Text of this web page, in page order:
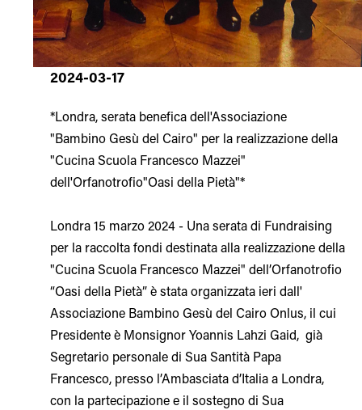
2024-03-17
*Londra, serata benefica dell'Associazione
"Bambino Gesù del Cairo" per la realizzazione della
"Cucina Scuola Francesco Mazzei"
dell'Orfanotrofio"Oasi della Pietà"*
Londra 15 marzo 2024 - Una serata di Fundraising
per la raccolta fondi destinata alla realizzazione della
"Cucina Scuola Francesco Mazzei" dell’Orfanotrofio
“Oasi della Pietà” è stata organizzata ieri dall'
Associazione Bambino Gesù del Cairo Onlus, il cui
Presidente è Monsignor Yoannis Lahzi Gaid, già
Segretario personale di Sua Santità Papa
Francesco, presso l’Ambasciata d’Italia a Londra,
con la partecipazione e il sostegno di Sua